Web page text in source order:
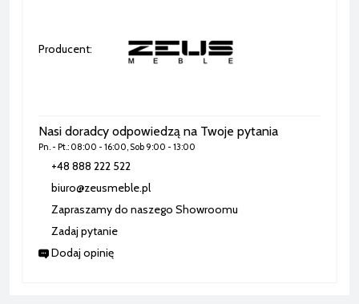
Producent:
Nasi doradcy odpowiedzą na Twoje pytania
Pn. - Pt.: 08:00 - 16:00, Sob 9:00 - 13:00
+48 888 222 522
biuro@zeusmeble.pl
Zapraszamy do naszego Showroomu
Zadaj pytanie
Dodaj opinię